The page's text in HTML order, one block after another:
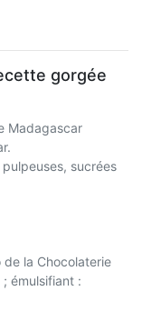
gorgée
Madagascar
sucrées
la Chocolaterie
émulsifiant :